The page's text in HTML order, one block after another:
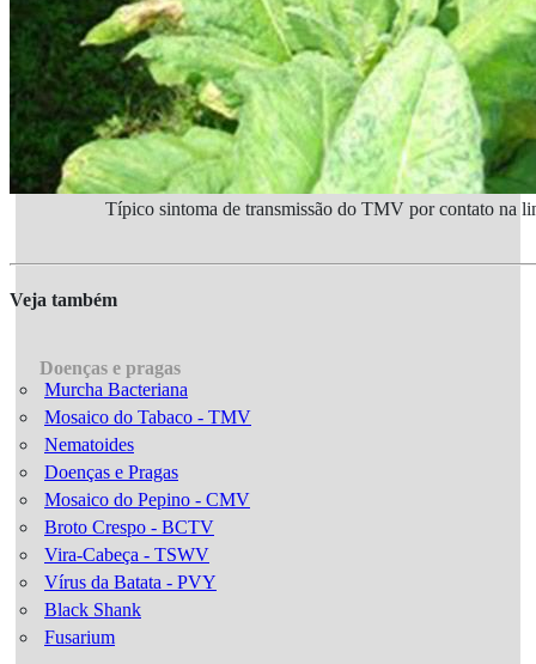
Típico sintoma de transmissão do TMV por contato na
Veja também
Doenças e pragas
Murcha Bacteriana
Mosaico do Tabaco - TMV
Nematoides
Doenças e Pragas
Mosaico do Pepino - CMV
Broto Crespo - BCTV
Vira-Cabeça - TSWV
Vírus da Batata - PVY
Black Shank
Fusarium